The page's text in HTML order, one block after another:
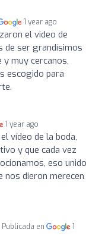
1 year ago
el video de
de ser grandísimos
muy cercanos,
escogido para
1 year ago
vídeo de la boda,
y que cada vez
eso unido
dieron merecen
Publicada en
1